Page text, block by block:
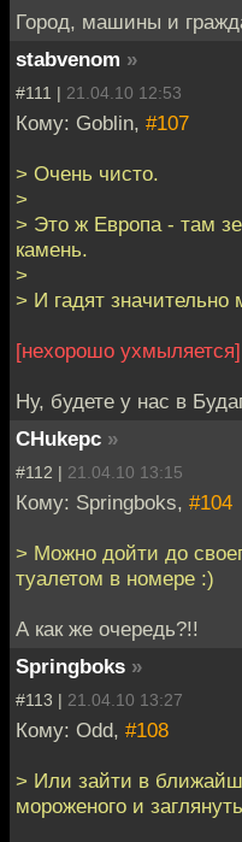
Город, машины и
stabvenom »
#111 | 21.04.10 12:53
Кому: Goblin, #107
> Очень чисто.
>
> Это ж Европа - там
камень.
>
> И гадят
[нехорошо ухмыляется]
Ну, будете у нас в
CHukepc »
#112 | 21.04.10 13:15
Кому: Springboks, #104
> Можно дойти до
туалетом в номере :)
А как же очередь?!!
Springboks »
#113 | 21.04.10 13:27
Кому: Odd, #108
> Или зайти в
мороженого и